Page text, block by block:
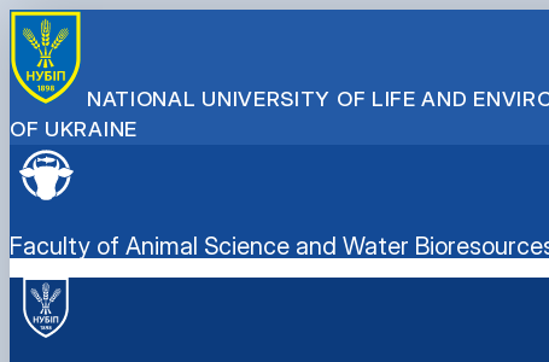
NATIONAL UNIVERSITY OF LIFE AND
OF UKRAINE
Faculty of Animal Science and Water